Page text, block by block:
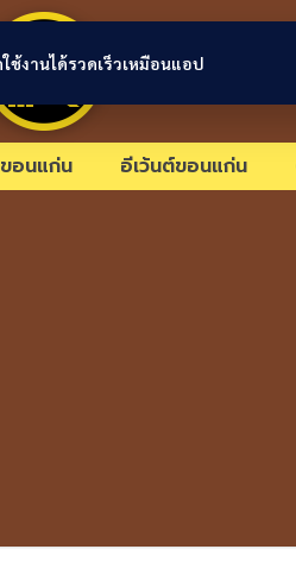
ขอนแก่นลิงก์
อนแก่น อีเว้นต์ขอนแก่น
ช้งานได้รวดเร็วเหมือนแอป